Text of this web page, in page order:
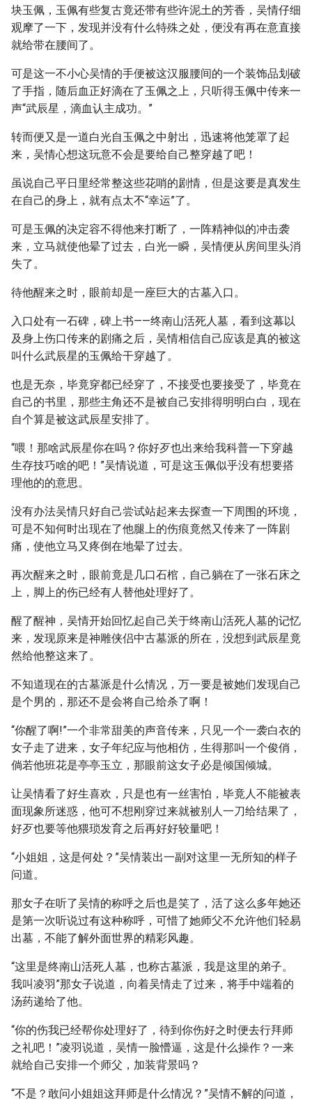
块玉佩，玉佩有些复古竟还带有些许泥土的芳香，吴情仔细
观摩了一下，发现并没有什么特殊之处，便没有再在意直接
就给带在腰间了。
可是这一不小心吴情的手便被这汉服腰间的一个装饰品划破
了手指，随后血正好滴在了玉佩之上，只听得玉佩中传来一
声“武辰星，滴血认主成功。”
转而便又是一道白光自玉佩之中射出，迅速将他笼罩了起
来，吴情心想这玩意不会是要给自己整穿越了吧！
虽说自己平日里经常整这些花哨的剧情，但是这要是真发生
在自己的身上，就有点太不“幸运”了。
可是玉佩的决定容不得他来打断了，一阵精神似的冲击袭
来，立马就使他晕了过去，白光一瞬，吴情便从房间里头消
失了。
待他醒来之时，眼前却是一座巨大的古墓入口。
入口处有一石碑，碑上书——终南山活死人墓，看到这幕以
及身上伤口传来的剧痛之后，吴情相信自己应该是真的被这
叫什么武辰星的玉佩给干穿越了。
也是无奈，毕竟穿都已经穿了，不接受也要接受了，毕竟在
自己的书里，那些主角还不是被自己安排得明明白白，现在
自个算是被这武辰星安排了。
“喂！那啥武辰星你在吗？你好歹也出来给我科普一下穿越
生存技巧啥的吧！”吴情说道，可是这玉佩似乎没有想要搭
理他的的意思。
没有办法吴情只好自己尝试站起来去探查一下周围的环境，
可是不知何时出现在了他腿上的伤痕竟然又传来了一阵剧
痛，使他立马又疼倒在地晕了过去。
再次醒来之时，眼前竟是几口石棺，自己躺在了一张石床之
上，脚上的伤已经有人替他处理好了。
醒了醒神，吴情开始回忆起自己关于终南山活死人墓的记忆
来，发现原来是神雕侠侣中古墓派的所在，没想到武辰星竟
然给他整这来了。
不知道现在的古墓派是什么情况，万一要是被她们发现自己
是个男的，那还不是会将自己给杀了啊！
“你醒了啊!”一个非常甜美的声音传来，只见一个一袭白衣的
女子走了进来，女子年纪应与他相仿，生得那叫一个俊俏，
倘若他班花是亭亭玉立，那眼前这女子必是倾国倾城。
让吴情看了好生喜欢，只是也有一丝害怕，毕竟人不能被表
面现象所迷惑，他可不想刚穿过来就被别人一刀给结果了，
好歹也要等他猥琐发育之后再好好较量吧！
“小姐姐，这是何处？”吴情装出一副对这里一无所知的样子
问道。
那女子在听了吴情的称呼之后也是笑了，活了这么多年她还
是第一次听说过有这种称呼，可惜了她师父不允许他们轻易
出墓，不能了解外面世界的精彩风趣。
“这里是终南山活死人墓，也称古墓派，我是这里的弟子。
我叫凌羽”那女子说道，向着吴情走了过来，将手中端着的
汤药递给了他。
“你的伤我已经帮你处理好了，待到你伤好之时便去行拜师
之礼吧！”凌羽说道，吴情一脸懵逼，这是什么操作？一来
就给自己安排一个师父，加装背景吗？
“不是？敢问小姐姐这拜师是什么情况？”吴情不解的问道，